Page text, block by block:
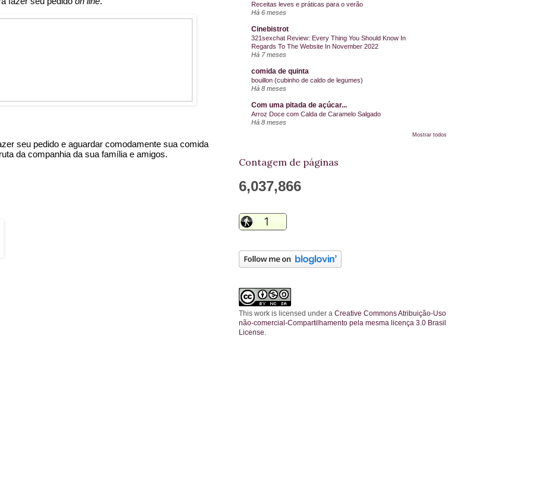
seu pedido e aguardar comodamente sua comida
da companhia da sua família e amigos.
Receitas leves e práticas para o verão
Há 6 meses
Cinebistrot
321sexchat Review: Every Thing You Should Know In
Regards To The Website In November 2022
Há 7 meses
comida de quinta
bouillon (cubinho de caldo de legumes)
Há 8 meses
Com uma pitada de açúcar...
Arroz Doce com Calda de Caramelo Salgado
Há 8 meses
Mostrar todos
Contagem de páginas
6,037,866
This work is licensed under a Creative Commons Atribuição-Uso
não-comercial-Compartilhamento pela mesma licença 3.0 Brasil
License.